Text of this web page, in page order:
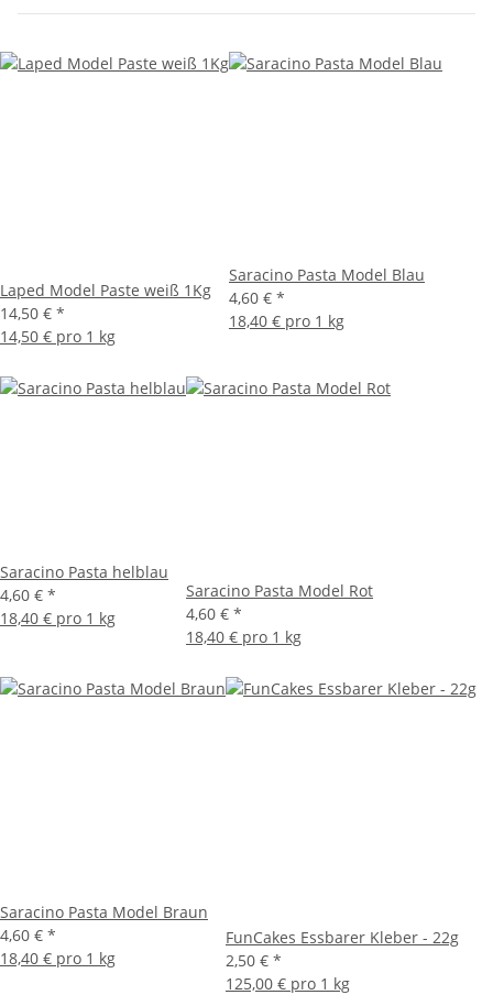
Laped Model Paste weiß 1Kg
14,50 € *
14,50 € pro 1 kg
Saracino Pasta Model Blau
4,60 € *
18,40 € pro 1 kg
Saracino Pasta helblau
4,60 € *
18,40 € pro 1 kg
Saracino Pasta Model Rot
4,60 € *
18,40 € pro 1 kg
Saracino Pasta Model Braun
4,60 € *
18,40 € pro 1 kg
FunCakes Essbarer Kleber - 22g
2,50 € *
125,00 € pro 1 kg